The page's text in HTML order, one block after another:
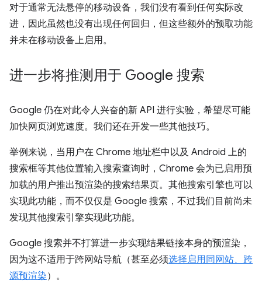
对于通常无法悬停的移动设备，我们没有看到任何实际改
进，因此虽然也没有出现任何回归，但这些额外的预取功能
并未在移动设备上启用。
进一步将推测用于 Google 搜索
Google 仍在对此令人兴奋的新 API 进行实验，希望尽可能
加快网页浏览速度。我们还在开发一些其他技巧。
举例来说，当用户在 Chrome 地址栏中以及 Android 上的
搜索框等其他位置输入搜索查询时，Chrome 会为已启用预
加载的用户推出预渲染的搜索结果页。其他搜索引擎也可以
实现此功能，而不仅仅是 Google 搜索，不过我们目前尚未
发现其他搜索引擎实现此功能。
Google 搜索并不打算进一步实现结果链接本身的预渲染，
因为这不适用于跨网站导航（甚至必须选择启用同网站、跨
源预渲染）。